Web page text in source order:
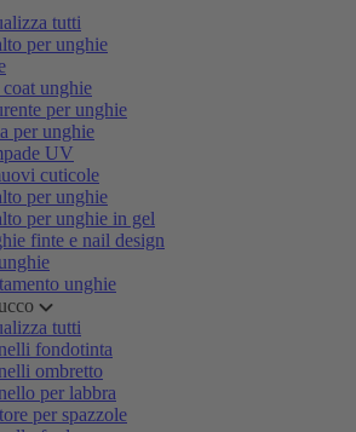
tutti
per unghie
unghie
per unghie
per unghie
UV
cuticole
per unghie
per unghie in gel
finte e nail design
unghie
tutti
fondotinta
ombretto
per labbra
per spazzole